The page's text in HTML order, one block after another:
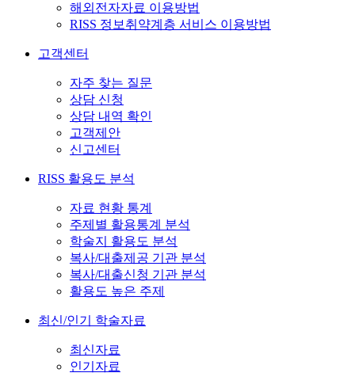
해외전자자료 이용방법
RISS 정보취약계층 서비스 이용방법
고객센터
자주 찾는 질문
상담 신청
상담 내역 확인
고객제안
신고센터
RISS 활용도 분석
자료 현황 통계
주제별 활용통계 분석
학술지 활용도 분석
복사/대출제공 기관 분석
복사/대출신청 기관 분석
활용도 높은 주제
최신/인기 학술자료
최신자료
인기자료